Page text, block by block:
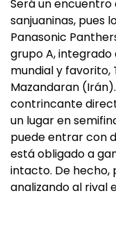
Será un
sanjuaninas, pues
Panasonic
grupo A,
mundial y favorito,
Mazandaran
contrincante
un lugar en
puede entrar con
está obligado a
intacto. De hecho,
analizando al rival